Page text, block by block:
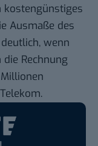
Ausmaße des
wenn
Rechnung